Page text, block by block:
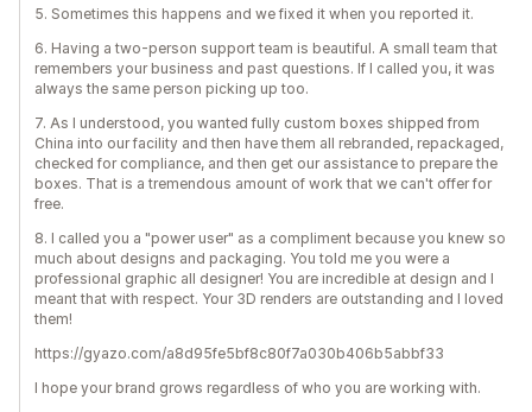
5. Sometimes this happens and we fixed it when you reported it.
6. Having a two-person support team is beautiful. A small team that
remembers your business and past questions. If I called you, it was
always the same person picking up too.
7. As I understood, you wanted fully custom boxes shipped from
China into our facility and then have them all rebranded, repackaged,
checked for compliance, and then get our assistance to prepare the
boxes. That is a tremendous amount of work that we can't offer for
free.
8. I called you a "power user" as a compliment because you knew so
much about designs and packaging. You told me you were a
professional graphic all designer! You are incredible at design and I
meant that with respect. Your 3D renders are outstanding and I loved
them!
https://gyazo.com/a8d95fe5bf8c80f7a030b406b5abbf33
I hope your brand grows regardless of who you are working with.